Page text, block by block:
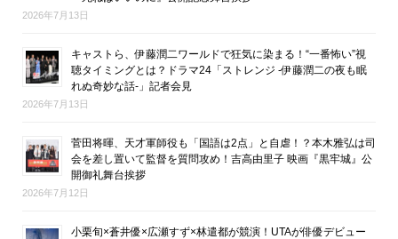
2026年7月13日
キャストら、伊藤潤二ワールドで狂気に染まる！“一番怖い”視
聴タイミングとは？ドラマ24「ストレンジ -伊藤潤二の夜も眠
れぬ奇妙な話-」記者会見
2026年7月13日
菅田将暉、天才軍師役も「国語は2点」と自虐！？本木雅弘は司
会を差し置いて監督を質問攻め！吉高由里子 映画『黒牢城』公
開御礼舞台挨拶
2026年7月12日
小栗旬×蒼井優×広瀬すず×林遣都が競演！UTAが俳優デビュー